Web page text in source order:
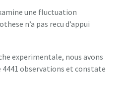
une fluctuation
n’a pas recu d’appui
experimentale, nous avons
observations et constate